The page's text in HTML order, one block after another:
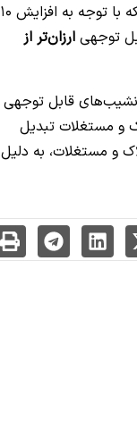
می‌تواند جایگزین استانداردهای سنتی پول شود، حتی با وجود نوساناتی که دارد. برانت ادعا می کند که با توجه به افزایش 10
توجهی ارزان‌تر از
قابل توجهی
و مستغلات تبدیل
و مستغلات، به دلیل